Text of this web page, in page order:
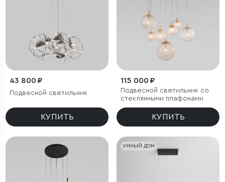
43 800 ₽
Подвесной светильник
КУПИТЬ
115 000 ₽
Подвесной светильник со
стеклянными плафонами
КУПИТЬ
УМНЫЙ ДОМ